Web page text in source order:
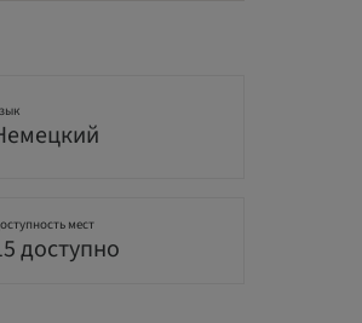
мест
доступно